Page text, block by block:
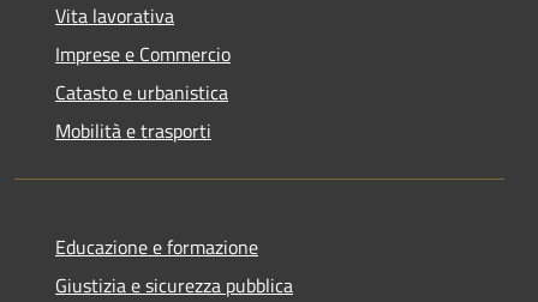
Vita lavorativa
Imprese e Commercio
Catasto e urbanistica
Mobilità e trasporti
Educazione e formazione
Giustizia e sicurezza pubblica